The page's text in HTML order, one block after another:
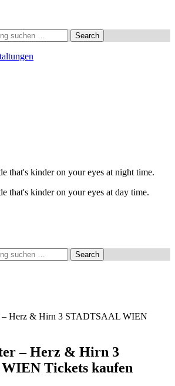
Search
that's kinder on your eyes at night time.
that's kinder on your eyes at day time.
Search
– Herz & Hirn 3 STADTSAAL WIEN
– Herz & Hirn 3
Tickets kaufen